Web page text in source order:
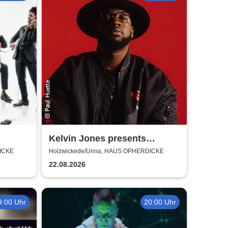
Kelvin Jones presents
MUPANI
Holzwickede/Unna, HAUS OPHERDICKE
22.08.2026
Uhr 20:00 Uhr